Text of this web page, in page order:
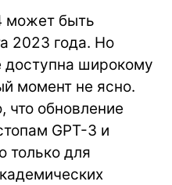
может быть
2023 года. Но
доступна широкому
момент не ясно.
что обновление
GPT-3 и
только для